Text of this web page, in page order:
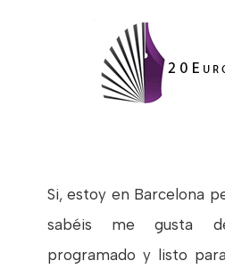
Si, estoy en Barcelona
sabéis me gusta
programado y listo